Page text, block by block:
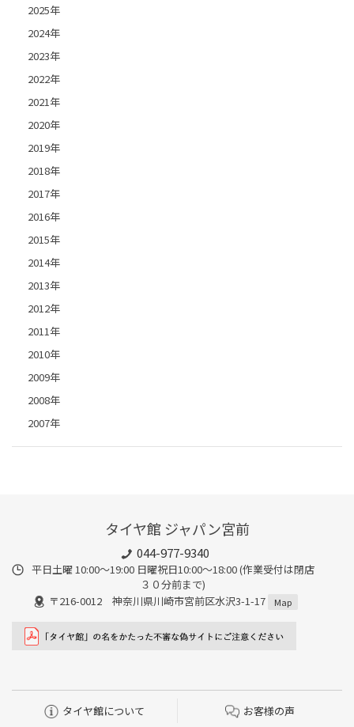
2025年
2024年
2023年
2022年
2021年
2020年
2019年
2018年
2017年
2016年
2015年
2014年
2013年
2012年
2011年
2010年
2009年
2008年
2007年
タイヤ館 ジャパン宮前
044-977-9340
平日土曜 10:00〜19:00 日曜祝日10:00〜18:00 (作業受付は閉店
３０分前まで)
〒216-0012 神奈川県川崎市宮前区水沢3-1-17
Map
タイヤ館について お客様の声